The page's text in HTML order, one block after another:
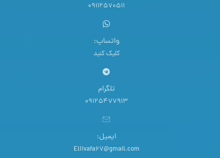
09112570511
واتساپ:
کلیک کنید
تلگرام
09125477913
ایمیل:
Eliivafa67@gmail.com